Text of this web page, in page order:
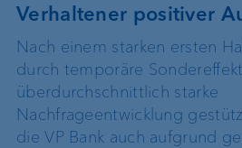
Verhaltener positiver
Nach einem starken ersten
durch temporäre
überdurchschnittlich starke
Nachfrageentwicklung
die VP Bank auch aufgrund